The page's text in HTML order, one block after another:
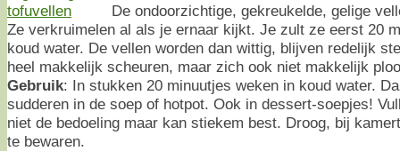
De ondoorzichtige, gekreukelde, gelige
Ze verkruimelen al als je ernaar kijkt. Je zult ze eerst 20
koud water. De vellen worden dan wittig, blijven redelijk
heel makkelijk scheuren, maar zich ook niet makkelijk
Gebruik: In stukken 20 minuutjes weken in koud water.
sudderen in de soep of hotpot. Ook in dessert-soepjes!
niet de bedoeling maar kan stiekem best. Droog, bij
te bewaren.